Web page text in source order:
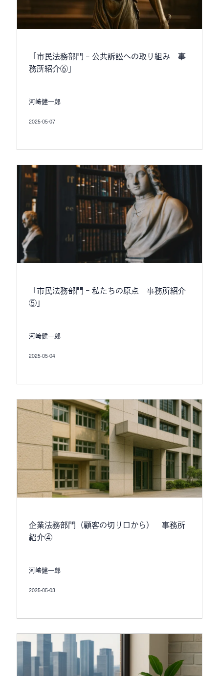
「市民法務部門 – 公共訴訟への取り組み 事
務所紹介⑥」
河﨑健一郎
2025-05-07
「市民法務部門 – 私たちの原点 事務所紹介
⑤」
河﨑健一郎
2025-05-04
企業法務部門（顧客の切り口から） 事務所
紹介④
河﨑健一郎
2025-05-03